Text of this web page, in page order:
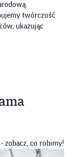
twórczość
ukazując
zobacz, co robimy!